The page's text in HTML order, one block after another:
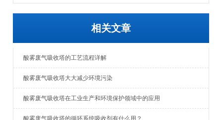
相关文章
酸雾废气吸收塔的工艺流程详解
酸雾废气吸收塔大大减少环境污染
酸雾废气吸收塔在工业生产和环境保护领域中的应用